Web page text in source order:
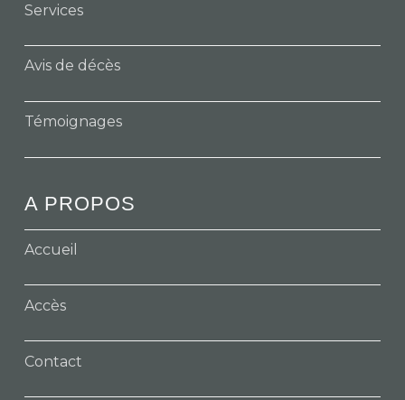
Services
Avis de décès
Témoignages
A PROPOS
Accueil
Accès
Contact